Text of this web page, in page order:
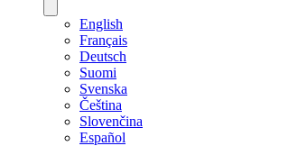
English
Français
Deutsch
Suomi
Svenska
Čeština
Slovenčina
Español